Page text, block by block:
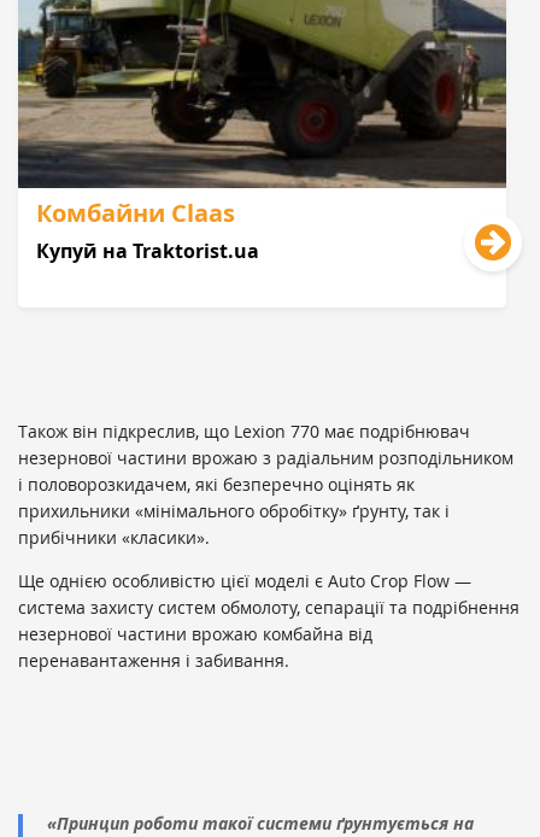
Комбайни Claas
Купуй на Traktorist.ua
Також він підкреслив, що Lexion 770 має подрібнювач
незернової частини врожаю з радіальним розподільником
і половорозкидачем, які безперечно оцінять як
прихильники «мінімального обробітку» ґрунту, так і
прибічники «класики».
Ще однією особливістю цієї моделі є Auto Crop Flow —
система захисту систем обмолоту, сепарації та подрібнення
незернової частини врожаю комбайна від
перенавантаження і забивання.
«Принцип роботи такої системи ґрунтується на